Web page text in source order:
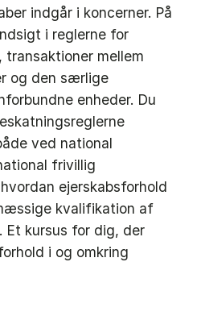
indgår i koncerner. På
i reglerne for
mellem
og den særlige
enheder. Du
ved national
frivillig
ejerskabsforhold
kvalifikation af
Et kursus for dig, der
i og omkring